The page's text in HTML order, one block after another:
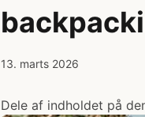
13. marts 2026
Dele af indholdet på